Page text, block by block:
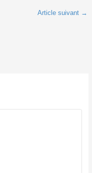
Article suivant →